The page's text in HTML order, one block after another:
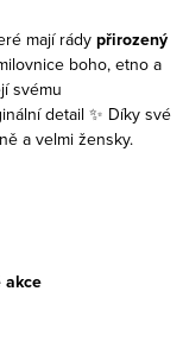
mají rády přirozený
boho, etno a
svému
detail ✨ Díky své
a velmi žensky.
akce